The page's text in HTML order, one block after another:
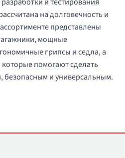
на долговечность и
представлены
мощные
грипсы и седла, а
помогают сделать
безопасным и универсальным.